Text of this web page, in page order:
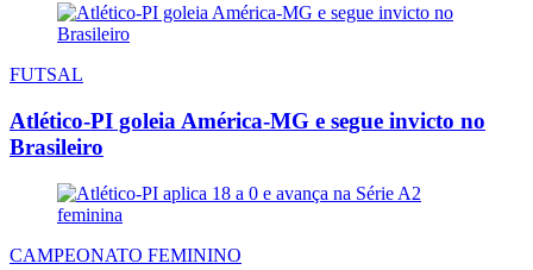
FUTSAL
Atlético-PI goleia América-MG e segue invicto no
Brasileiro
CAMPEONATO FEMININO